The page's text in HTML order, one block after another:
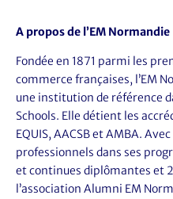
A propos de l’EM Normandie
Fondée en 1871 parmi les
commerce françaises, l’EM
une institution de référence
Schools. Elle détient les
EQUIS, AACSB et AMBA.
professionnels dans ses
et continues diplômantes et
l’association Alumni EM